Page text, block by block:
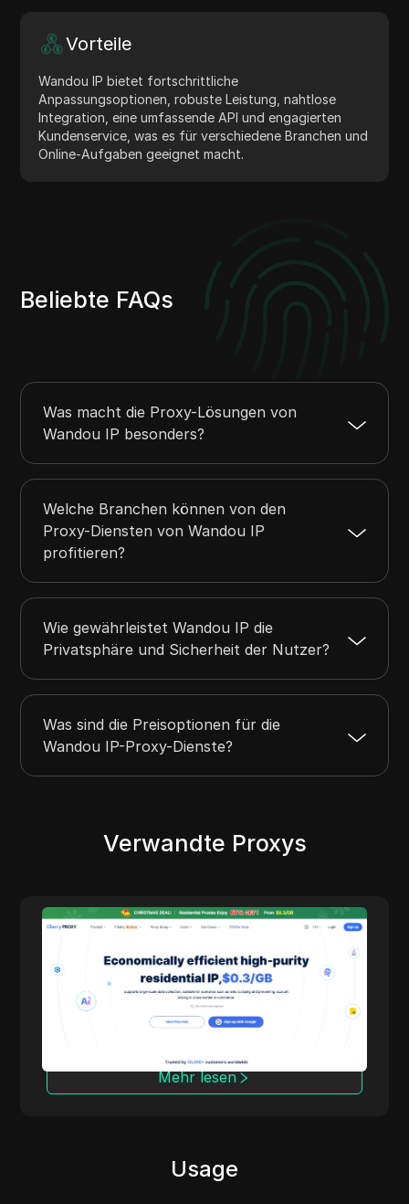
Vorteile
Wandou IP bietet fortschrittliche
Anpassungsoptionen, robuste Leistung, nahtlose
Integration, eine umfassende API und engagierten
Kundenservice, was es für verschiedene Branchen und
Online-Aufgaben geeignet macht.
Beliebte FAQs
Was macht die Proxy-Lösungen von
Wandou IP besonders?
Welche Branchen können von den
Proxy-Diensten von Wandou IP
profitieren?
Wie gewährleistet Wandou IP die
Privatsphäre und Sicherheit der Nutzer?
Was sind die Preisoptionen für die
Wandou IP-Proxy-Dienste?
Verwandte Proxys
Cherry Proxy
Cherry Proxy bietet einen preiswert guten
service für ein heim. Mehr rückdeckung und
sicherheit MBC. Sie helfen den nutzern
wirksam, mit kostenbeschränkungen für den
zugriff auf die zielseite umzugehen, und
daten und datengewinnung.
Mehr lesen
Usage